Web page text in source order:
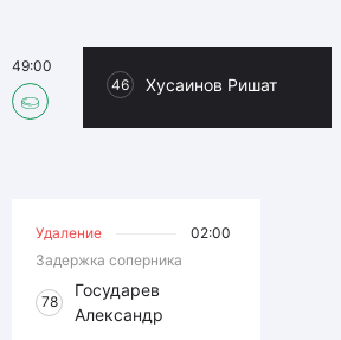
46 Хусаинов Ришат
49:00
Удаление
02:00
Задержка соперника
78
Государев
Александр